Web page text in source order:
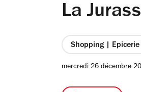
La
Shopping |
mercredi 26 décembre